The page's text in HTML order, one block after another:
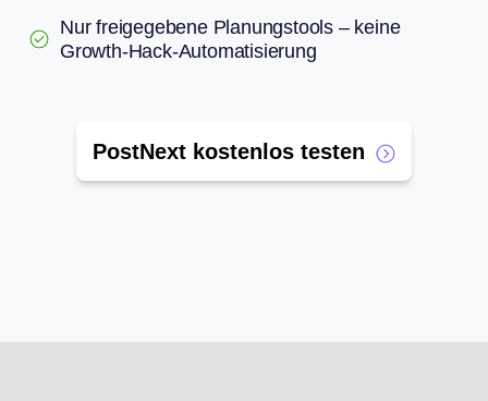
Nur freigegebene Planungstools – keine
Growth-Hack-Automatisierung
PostNext kostenlos testen